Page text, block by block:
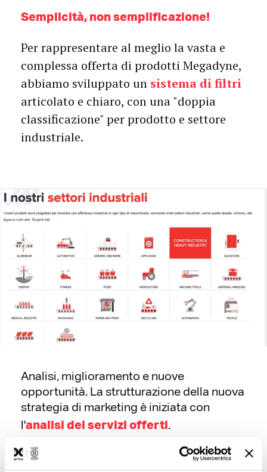
Semplicità, non semplificazione!
Per rappresentare al meglio la vasta e
complessa offerta di prodotti Megadyne,
abbiamo sviluppato un sistema di filtri
articolato e chiaro, con una "doppia
classificazione" per prodotto e settore
industriale.
Analisi, miglioramento e nuove
opportunità. La strutturazione della nuova
strategia di marketing è iniziata con
l'analisi dei servizi offerti.